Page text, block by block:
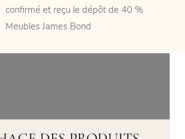
confirmé et reçu le dépôt de 40 %
Meubles James Bond